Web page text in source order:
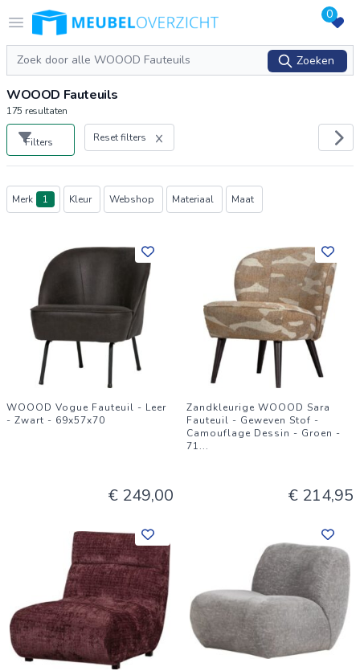
Open menu
Logo Meubeloverzicht.nl 0
Zoeken
Zoeken
WOOOD Fauteuils
175 resultaten
Filters Reset filters
Producten
Merk 1 Kleur Webshop Materiaal Maat
WOOOD Vogue Fauteuil - Leer
- Zwart - 69x57x70
€ 249,00
Zandkleurige WOOOD Sara
Fauteuil - Geweven Stof -
Camouflage Dessin - Groen -
71...
€ 214,95